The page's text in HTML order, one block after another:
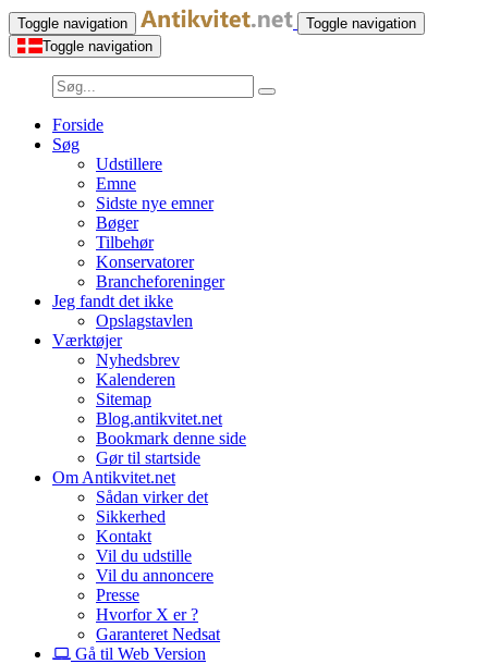
Toggle navigation
Toggle navigation
Toggle navigation
Forside
Søg
Udstillere
Emne
Sidste nye emner
Bøger
Tilbehør
Konservatorer
Brancheforeninger
Jeg fandt det ikke
Opslagstavlen
Værktøjer
Nyhedsbrev
Kalenderen
Sitemap
Blog.antikvitet.net
Bookmark denne side
Gør til startside
Om Antikvitet.net
Sådan virker det
Sikkerhed
Kontakt
Vil du udstille
Vil du annoncere
Presse
Hvorfor X er ?
Garanteret Nedsat
Gå til Web Version